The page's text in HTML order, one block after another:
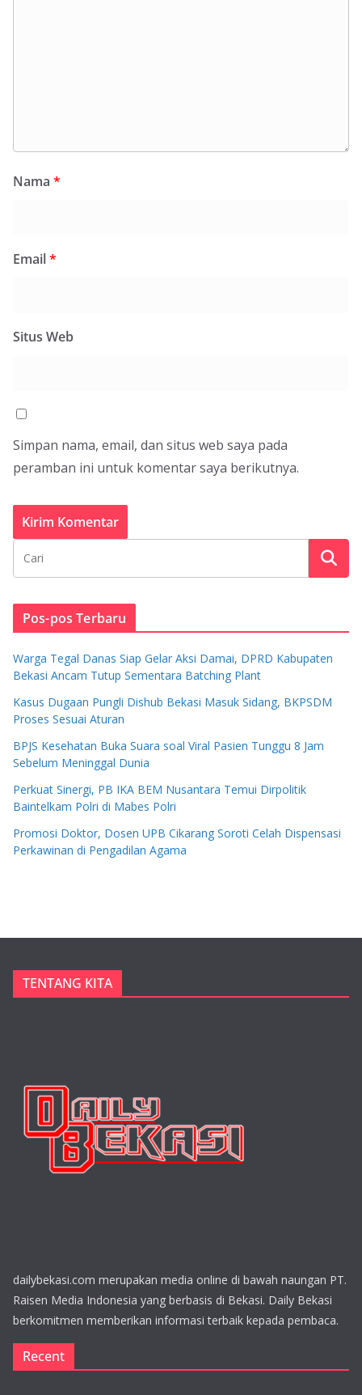
Nama *
Email*
Situs Web
Simpan nama, email, dan situs web saya pada
peramban ini untuk komentar saya berikutnya.
Pos-pos Terbaru
Warga Tegal Danas Siap Gelar Aksi Damai, DPRD Kabupaten
Bekasi Ancam Tutup Sementara Batching Plant
Kasus Dugaan Pungli Dishub Bekasi Masuk Sidang, BKPSDM
Proses Sesuai Aturan
BPJS Kesehatan Buka Suara soal Viral Pasien Tunggu 8 Jam
Sebelum Meninggal Dunia
Perkuat Sinergi, PB IKA BEM Nusantara Temui Dirpolitik
Baintelkam Polri di Mabes Polri
Promosi Doktor, Dosen UPB Cikarang Soroti Celah Dispensasi
Perkawinan di Pengadilan Agama
TENTANG KITA
dailybekasi.com merupakan media online di bawah naungan PT.
Raisen Media Indonesia yang berbasis di Bekasi. Daily Bekasi
berkomitmen memberikan informasi terbaik kepada pembaca.
Recent